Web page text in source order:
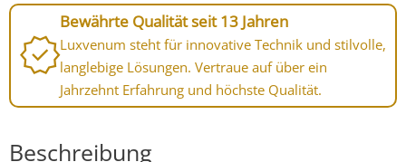
Bewährte Qualität seit 13 Jahren
Luxvenum steht für innovative Technik und stilvolle,
langlebige Lösungen. Vertraue auf über ein
Jahrzehnt Erfahrung und höchste Qualität.
Beschreibung